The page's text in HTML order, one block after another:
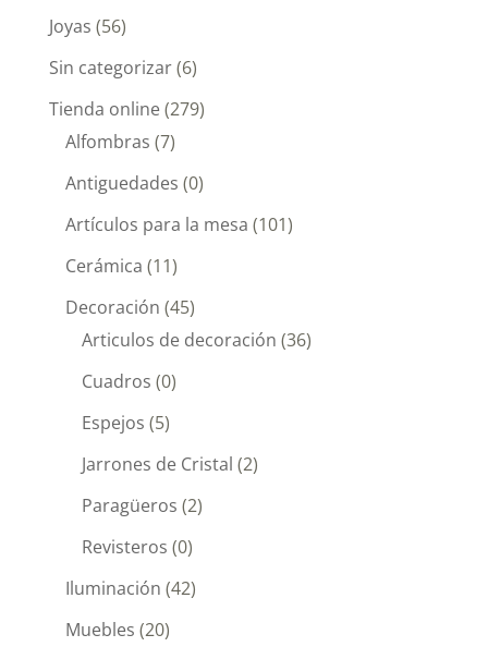
Joyas (56)
Sin categorizar(6)
Tienda online(279)
Alfombras (7)
Antiguedades (0)
Artículos para la mesa (101)
Cerámica (11)
Decoración (45)
Articulos de decoración (36)
Cuadros (0)
Espejos (5)
Jarrones de Cristal (2)
Paragüeros (2)
Revisteros (0)
Iluminación (42)
Muebles (20)